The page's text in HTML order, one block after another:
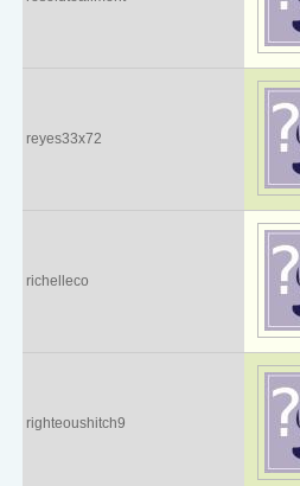
reyes33x72
richelleco
righteoushitch9